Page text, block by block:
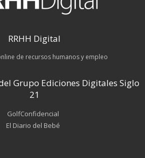
RRHH Digital
de recursos humanos y empleo
Grupo Ediciones Digitales Siglo
21
GolfConfidencial
El Diario del Bebé